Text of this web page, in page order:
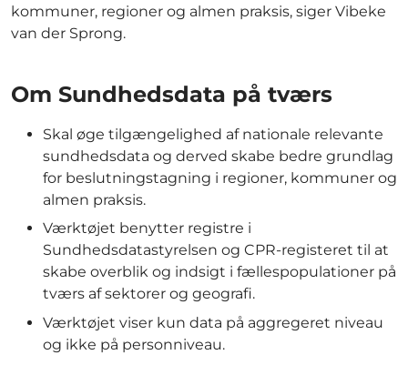
kommuner, regioner og almen praksis, siger Vibeke
van der Sprong.
Om Sundhedsdata på tværs
Skal øge tilgængelighed af nationale relevante
sundhedsdata og derved skabe bedre grundlag
for beslutningstagning i regioner, kommuner og
almen praksis.
Værktøjet benytter registre i
Sundhedsdatastyrelsen og CPR-registeret til at
skabe overblik og indsigt i fællespopulationer på
tværs af sektorer og geografi.
Værktøjet viser kun data på aggregeret niveau
og ikke på personniveau.